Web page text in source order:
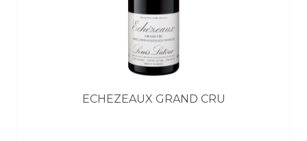
ECHEZEAUX GRAND CRU